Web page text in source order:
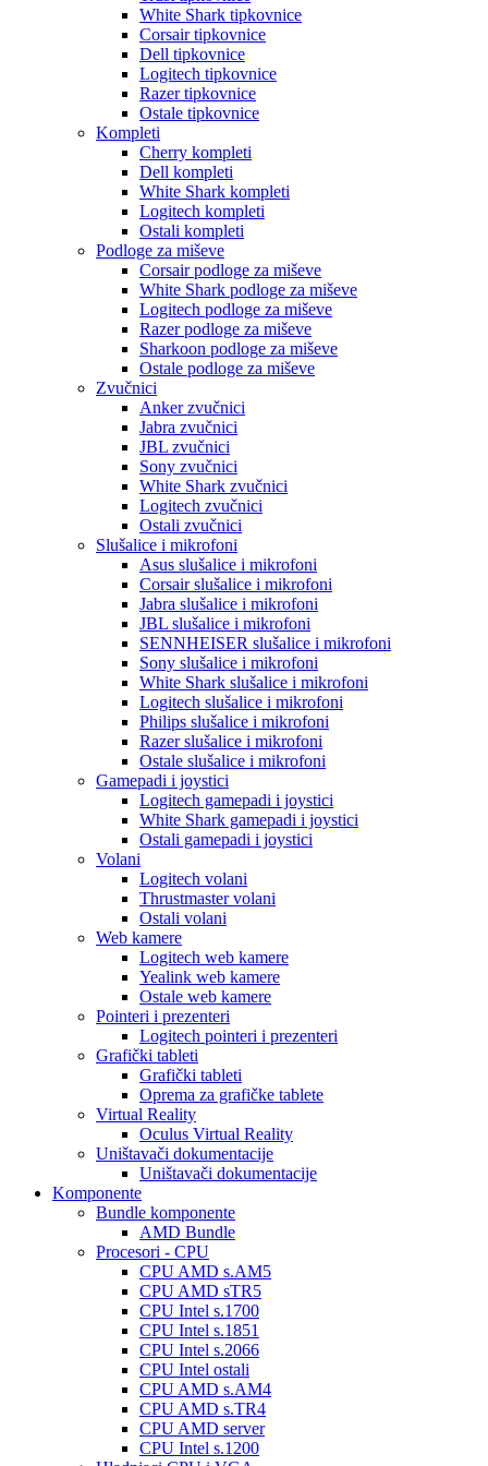
White Shark tipkovnice
Corsair tipkovnice
Dell tipkovnice
Logitech tipkovnice
Razer tipkovnice
Ostale tipkovnice
Kompleti
Cherry kompleti
Dell kompleti
White Shark kompleti
Logitech kompleti
Ostali kompleti
Podloge za miševe
Corsair podloge za miševe
White Shark podloge za miševe
Logitech podloge za miševe
Razer podloge za miševe
Sharkoon podloge za miševe
Ostale podloge za miševe
Zvučnici
Anker zvučnici
Jabra zvučnici
JBL zvučnici
Sony zvučnici
White Shark zvučnici
Logitech zvučnici
Ostali zvučnici
Slušalice i mikrofoni
Asus slušalice i mikrofoni
Corsair slušalice i mikrofoni
Jabra slušalice i mikrofoni
JBL slušalice i mikrofoni
SENNHEISER slušalice i mikrofoni
Sony slušalice i mikrofoni
White Shark slušalice i mikrofoni
Logitech slušalice i mikrofoni
Philips slušalice i mikrofoni
Razer slušalice i mikrofoni
Ostale slušalice i mikrofoni
Gamepadi i joystici
Logitech gamepadi i joystici
White Shark gamepadi i joystici
Ostali gamepadi i joystici
Volani
Logitech volani
Thrustmaster volani
Ostali volani
Web kamere
Logitech web kamere
Yealink web kamere
Ostale web kamere
Pointeri i prezenteri
Logitech pointeri i prezenteri
Grafički tableti
Grafički tableti
Oprema za grafičke tablete
Virtual Reality
Oculus Virtual Reality
Uništavači dokumentacije
Uništavači dokumentacije
Komponente
Bundle komponente
AMD Bundle
Procesori - CPU
CPU AMD s.AM5
CPU AMD sTR5
CPU Intel s.1700
CPU Intel s.1851
CPU Intel s.2066
CPU Intel ostali
CPU AMD s.AM4
CPU AMD s.TR4
CPU AMD server
CPU Intel s.1200